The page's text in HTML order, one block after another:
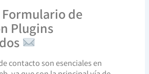
de
Plugins
contacto son esenciales en